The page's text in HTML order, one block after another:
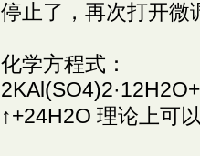
停止了，再次打开微
化学方程式：
↑+24H2O 理论上可